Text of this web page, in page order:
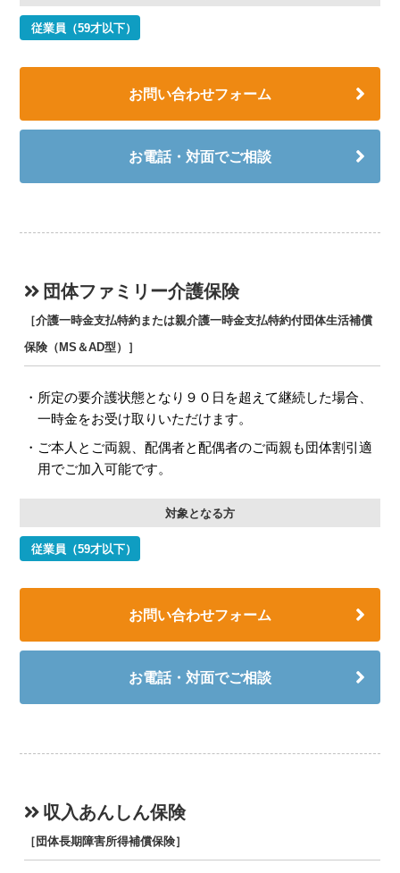
従業員（59才以下）
お問い合わせフォーム
お電話・対面でご相談
団体ファミリー介護保険
［介護一時金支払特約または親介護一時金支払特約付団体生活補償
保険（MS＆AD型）］
所定の要介護状態となり９０日を超えて継続した場合、
一時金をお受け取りいただけます。
ご本人とご両親、配偶者と配偶者のご両親も団体割引適
用でご加入可能です。
対象となる方
従業員（59才以下）
お問い合わせフォーム
お電話・対面でご相談
収入あんしん保険
［団体長期障害所得補償保険］